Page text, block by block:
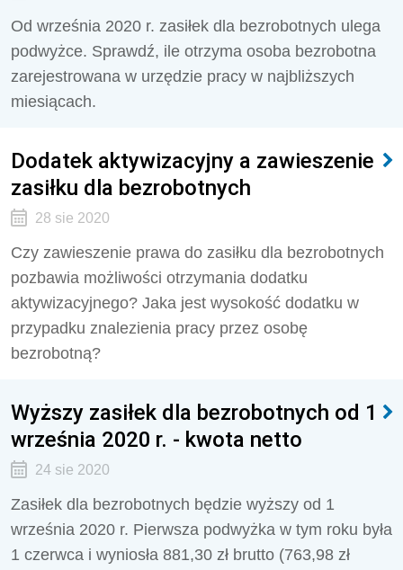
Od września 2020 r. zasiłek dla bezrobotnych ulega
podwyżce. Sprawdź, ile otrzyma osoba bezrobotna
zarejestrowana w urzędzie pracy w najbliższych
miesiącach.
Dodatek aktywizacyjny a zawieszenie
zasiłku dla bezrobotnych
28 sie 2020
Czy zawieszenie prawa do zasiłku dla bezrobotnych
pozbawia możliwości otrzymania dodatku
aktywizacyjnego? Jaka jest wysokość dodatku w
przypadku znalezienia pracy przez osobę
bezrobotną?
Wyższy zasiłek dla bezrobotnych od 1
września 2020 r. - kwota netto
24 sie 2020
Zasiłek dla bezrobotnych będzie wyższy od 1
września 2020 r. Pierwsza podwyżka w tym roku była
1 czerwca i wyniosła 881,30 zł brutto (763,98 zł